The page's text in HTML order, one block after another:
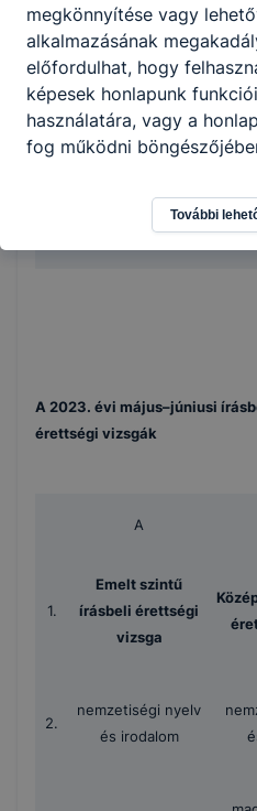
vizsga
2.
szóbeli
vizsgák
–
szóbeli
vizsgák
A 2023. évi május–júniusi
érettségi vizsgák
A
1.
Emelt szintű
írásbeli érettségi
vizsga
2.
nemzetiségi nyelv
és irodalom
megkönnyítése vagy
alkalmazásának
előfordulhat, hogy
képesek honlapunk
használatára, vagy a
fog működni
További